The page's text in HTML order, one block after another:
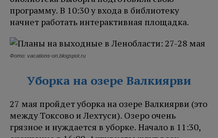
программу. В 10:30 у входа в библиотеку
начнет работать интерактивная площадка.
Фото: vacations-on.blogspot.ru
Уборка на озере Валкиярви
27 мая пройдет уборка на озере Валкиярви (это
между Токсово и Лехтуси). Озеро очень
грязное и нуждается в уборке. Начало в 11:30,